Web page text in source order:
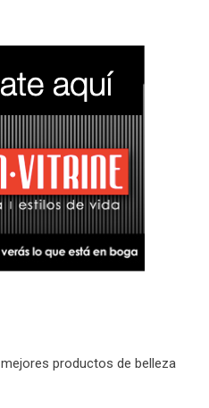
productos de belleza